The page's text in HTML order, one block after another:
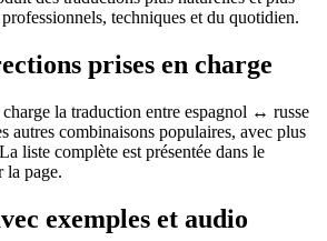
techniques et du quotidien.
prises en charge
la traduction entre espagnol ↔ russe
autres combinaisons populaires, avec plus
liste complète est présentée dans le
la page.
exemples et audio